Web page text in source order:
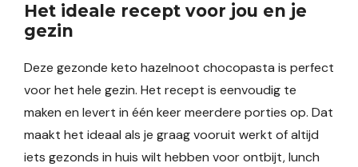
Het ideale recept voor jou en je
gezin
Deze gezonde keto hazelnoot chocopasta is perfect
voor het hele gezin. Het recept is eenvoudig te
maken en levert in één keer meerdere porties op. Dat
maakt het ideaal als je graag vooruit werkt of altijd
iets gezonds in huis wilt hebben voor ontbijt, lunch